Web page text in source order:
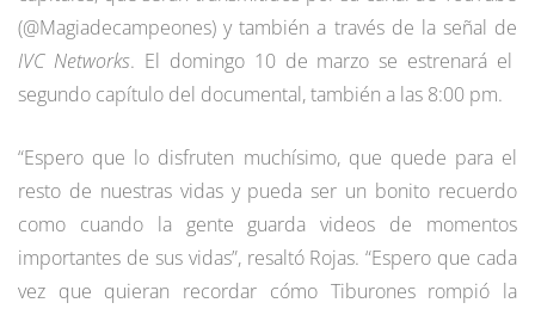
(@Magiadecampeones) y también a través de la señal de
IVC Networks. El domingo 10 de marzo se estrenará el
segundo capítulo del documental, también a las 8:00 pm.
“Espero que lo disfruten muchísimo, que quede para el
resto de nuestras vidas y pueda ser un bonito recuerdo
como cuando la gente guarda videos de momentos
importantes de sus vidas”, resaltó Rojas. “Espero que cada
vez que quieran recordar cómo Tiburones rompió la